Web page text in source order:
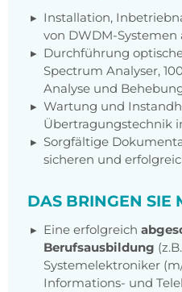
Installation,
von DWDM-Systemen
Durchführung
Spectrum Analyser,
Analyse und
Wartung und
Übertragungstechnik
Sorgfältige
sicheren und
DAS BRINGEN SIE
Eine erfolgreich
Berufsausbildung
Systemelektroniker
Informations- und